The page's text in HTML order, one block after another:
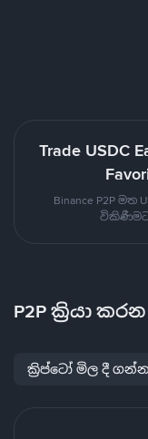
Trade USDC
Binance P2P
P2P ක්‍රියා
ක්‍රිප්ටෝ මිල දී ගන්න